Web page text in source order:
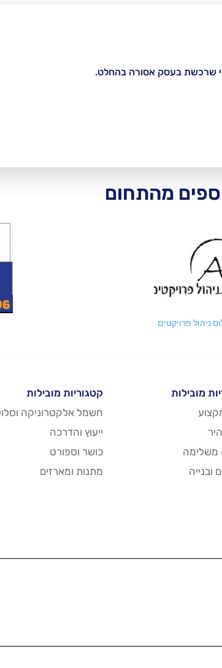
שרכשת בעסק אסורה בהחלט.
מהתחום
ניהול פרויקטים
מובילות
משלימה
ובנייה
קטגוריות מובילות
חשמל אלקטרוניקה
ייעוץ והדרכה
כושר וספורט
מתנות ומארזים